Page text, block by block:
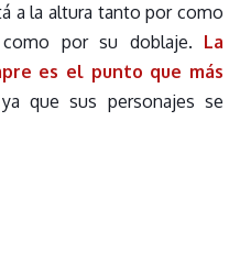
a la altura tanto por como
por su doblaje. La
es el punto que más
ya que sus personajes se